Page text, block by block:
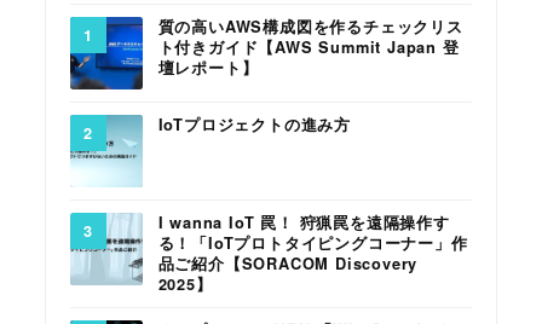
質の高いAWS構成図を作るチェックリス
ト付きガイド【AWS Summit Japan 登
壇レポート】
IoTプロジェクトの進み方
I wanna IoT 罠！ 狩猟罠を遠隔操作す
る！「IoTプロトタイピングコーナー」作
品ご紹介【SORACOM Discovery
2025】